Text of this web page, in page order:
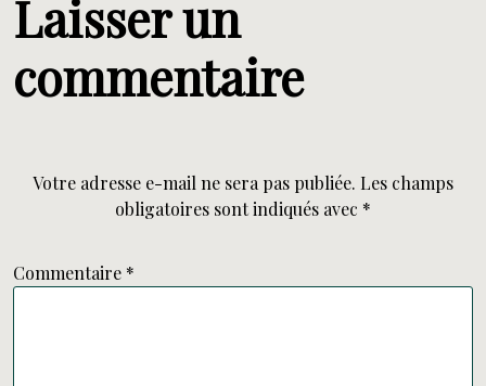
Laisser un
commentaire
Votre adresse e-mail ne sera pas publiée. Les champs
obligatoires sont indiqués avec *
Commentaire *